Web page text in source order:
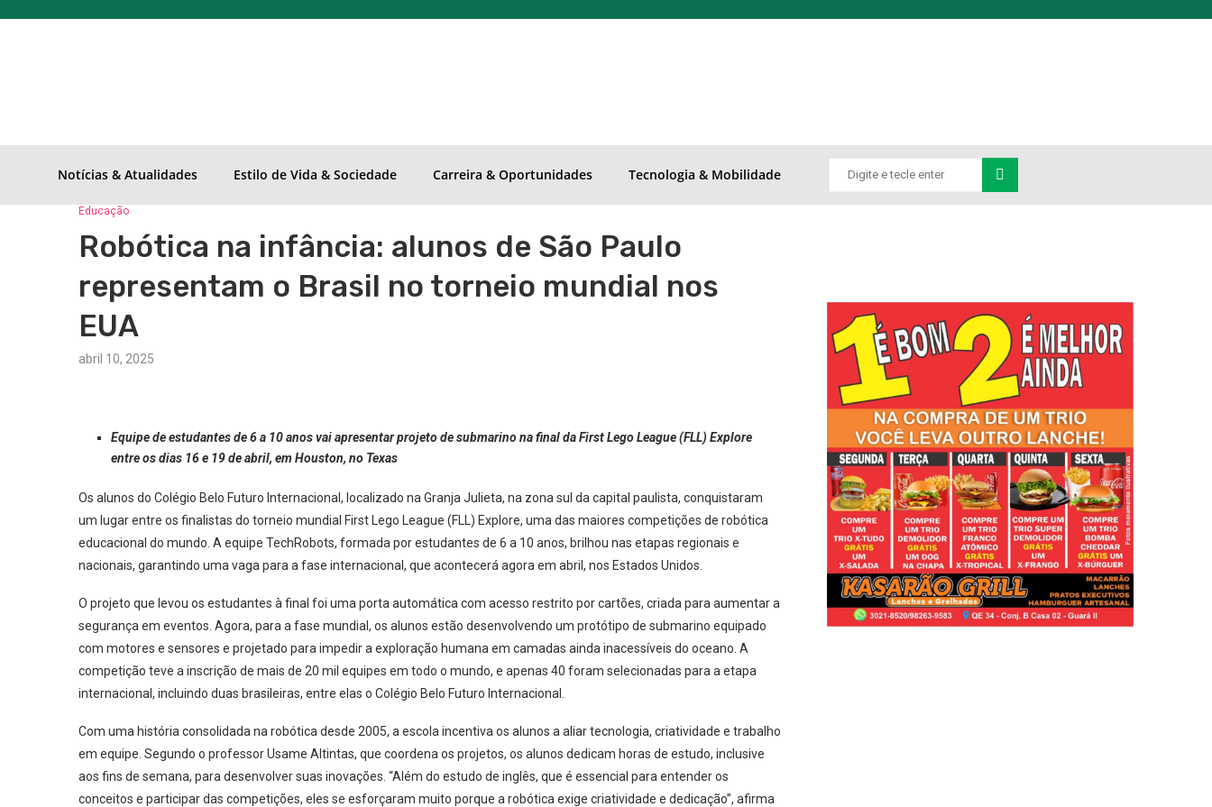
Notícias & Atualidades Estilo de Vida & Sociedade Carreira & Oportunidades Tecnologia & Mobilidade
Educação
Robótica na infância: alunos de São Paulo
representam o Brasil no torneio mundial nos
EUA
abril 10, 2025
Equipe de estudantes de 6 a 10 anos vai apresentar projeto de submarino na final da First Lego League (FLL) Explore
entre os dias 16 e 19 de abril, em Houston, no Texas
Os alunos do Colégio Belo Futuro Internacional, localizado na Granja Julieta, na zona sul da capital paulista, conquistaram
um lugar entre os finalistas do torneio mundial First Lego League (FLL) Explore, uma das maiores competições de robótica
educacional do mundo. A equipe TechRobots, formada por estudantes de 6 a 10 anos, brilhou nas etapas regionais e
nacionais, garantindo uma vaga para a fase internacional, que acontecerá agora em abril, nos Estados Unidos.
O projeto que levou os estudantes à final foi uma porta automática com acesso restrito por cartões, criada para aumentar a
segurança em eventos. Agora, para a fase mundial, os alunos estão desenvolvendo um protótipo de submarino equipado
com motores e sensores e projetado para impedir a exploração humana em camadas ainda inacessíveis do oceano. A
competição teve a inscrição de mais de 20 mil equipes em todo o mundo, e apenas 40 foram selecionadas para a etapa
internacional, incluindo duas brasileiras, entre elas o Colégio Belo Futuro Internacional.
Com uma história consolidada na robótica desde 2005, a escola incentiva os alunos a aliar tecnologia, criatividade e trabalho
em equipe. Segundo o professor Usame Altintas, que coordena os projetos, os alunos dedicam horas de estudo, inclusive
aos fins de semana, para desenvolver suas inovações. “Além do estudo de inglês, que é essencial para entender os
conceitos e participar das competições, eles se esforçaram muito porque a robótica exige criatividade e dedicação”, afirma